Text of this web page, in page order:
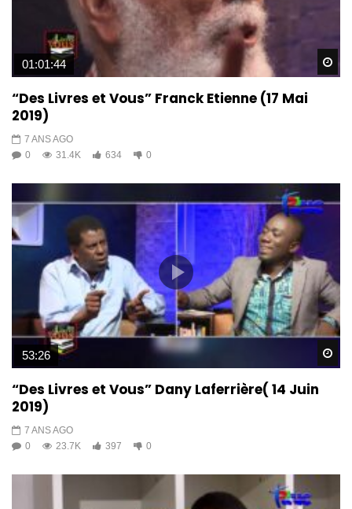
01:01:44
“Des Livres et Vous” Franck Etienne (17 Mai
2019)
7 ANS AGO
0
31.4K 634 0
53:26
“Des Livres et Vous” Dany Laferrière( 14 Juin
2019)
7 ANS AGO
0
23.7K 397 0